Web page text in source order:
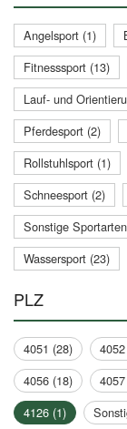
Angelsport (1)
Fitnesssport (13)
Lauf- und
Pferdesport (2)
Rollstuhlsport (1)
Schneesport (2)
Sonstige
Wassersport (23)
PLZ
4051 (28)
4056 (18)
4126 (1)